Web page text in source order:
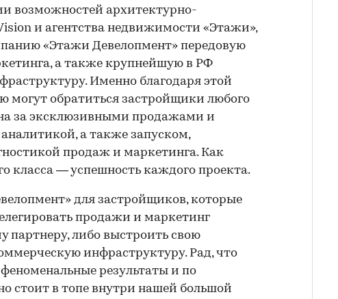
возможностей архитектурно-
и агентства недвижимости «Этажи»,
«Этажи Девелопмент» передовую
а также крупнейшую в РФ
Именно благодаря этой
обратиться застройщики любого
за эксклюзивными продажами и
а также запуском,
продаж и маркетинга. Как
класса — успешность каждого проекта.
для застройщиков, которые
продажи и маркетинг
партнеру, либо выстроить свою
инфраструктуру. Рад, что
результаты и по
стоит в топе внутри нашей большой